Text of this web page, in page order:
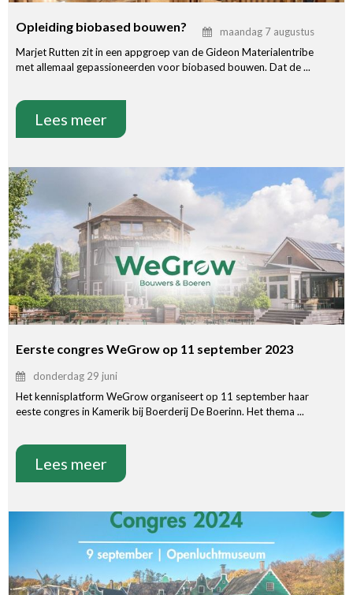
Opleiding biobased bouwen?
maandag 7 augustus
Marjet Rutten zit in een appgroep van de Gideon Materialentribe
met allemaal gepassioneerden voor biobased bouwen. Dat de ...
Lees meer
Eerste congres WeGrow op 11 september 2023
donderdag 29 juni
Het kennisplatform WeGrow organiseert op 11 september haar
eeste congres in Kamerik bij Boerderij De Boerinn. Het thema ...
Lees meer